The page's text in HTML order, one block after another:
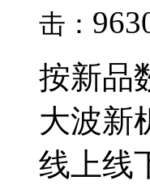
击：
按新品
大波新
线上线